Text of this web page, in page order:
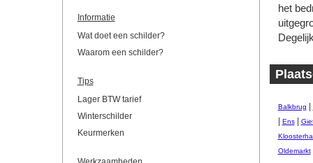
Informatie
Wat doet een schilder?
Waarom een schilder?
Tips
Lager BTW tarief
Winterschilder
Keurmerken
het
Balkbrug
Ens|
Oldemarkt